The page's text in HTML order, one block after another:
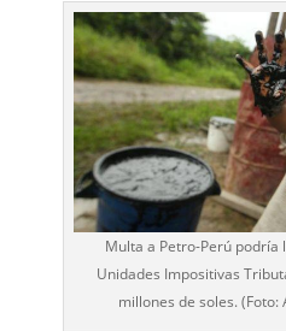
Multa a Petro-Perú podría
Unidades Impositivas
millones de soles. (Foto: